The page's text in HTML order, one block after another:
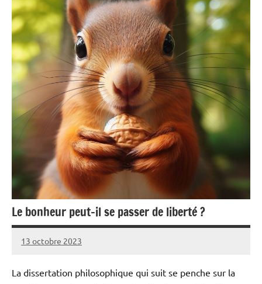
Le bonheur peut-il se passer de liberté ?
13 octobre 2023
Pierre
Aucun
La dissertation philosophique qui suit se penche sur la